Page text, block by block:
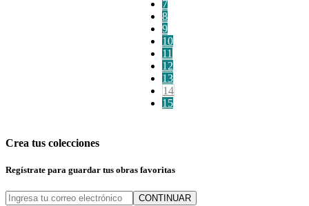
7
8
9
10
11
12
13
14
15
Crea tus colecciones
Regístrate para guardar tus obras favoritas
CONTINUAR